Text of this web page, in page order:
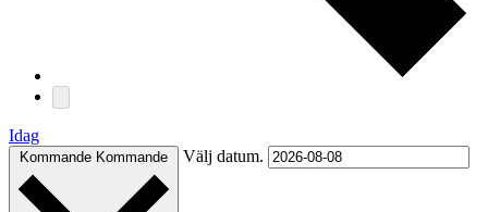
Idag
Kommande Kommande Välj datum.